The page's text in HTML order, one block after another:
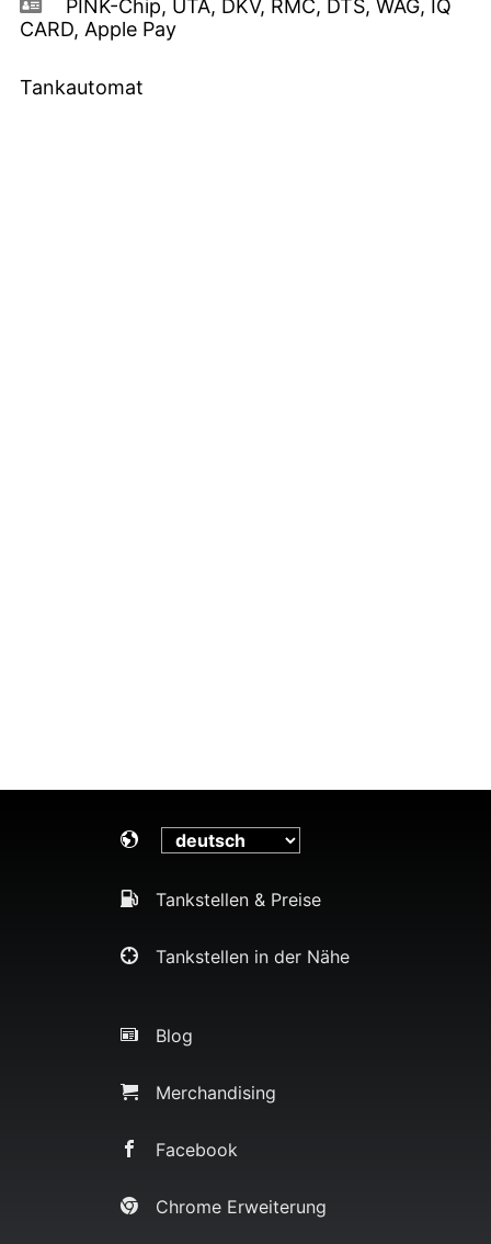
PINK-Chip, UTA, DKV, RMC, DTS, WAG, IQ
CARD, Apple Pay
Tankautomat
Tankstellen & Preise
Tankstellen in der Nähe
Blog
Merchandising
Facebook
Chrome Erweiterung